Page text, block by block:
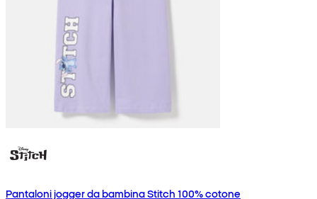
Pantaloni jogger da bambina Stitch 100% cotone